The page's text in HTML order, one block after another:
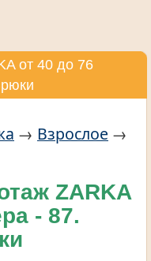
от 40 до 76
→ Взрослое →
ZARKA
- 87.